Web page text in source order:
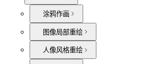
涂鸦作画
图像局部重绘
人像风格重绘